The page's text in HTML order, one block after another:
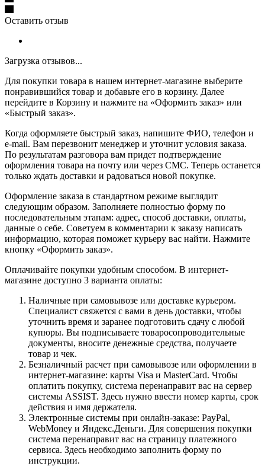
Оставить отзыв
Загрузка отзывов...
Для покупки товара в нашем интернет-магазине выберите
понравившийся товар и добавьте его в корзину. Далее
перейдите в Корзину и нажмите на «Оформить заказ» или
«Быстрый заказ».
Когда оформляете быстрый заказ, напишите ФИО, телефон и
e-mail. Вам перезвонит менеджер и уточнит условия заказа.
По результатам разговора вам придет подтверждение
оформления товара на почту или через СМС. Теперь останется
только ждать доставки и радоваться новой покупке.
Оформление заказа в стандартном режиме выглядит
следующим образом. Заполняете полностью форму по
последовательным этапам: адрес, способ доставки, оплаты,
данные о себе. Советуем в комментарии к заказу написать
информацию, которая поможет курьеру вас найти. Нажмите
кнопку «Оформить заказ».
Оплачивайте покупки удобным способом. В интернет-
магазине доступно 3 варианта оплаты:
Наличные при самовывозе или доставке курьером.
Специалист свяжется с вами в день доставки, чтобы
уточнить время и заранее подготовить сдачу с любой
купюры. Вы подписываете товаросопроводительные
документы, вносите денежные средства, получаете
товар и чек.
Безналичный расчет при самовывозе или оформлении в
интернет-магазине: карты Visa и MasterCard. Чтобы
оплатить покупку, система перенаправит вас на сервер
системы ASSIST. Здесь нужно ввести номер карты, срок
действия и имя держателя.
Электронные системы при онлайн-заказе: PayPal,
WebMoney и Яндекс.Деньги. Для совершения покупки
система перенаправит вас на страницу платежного
сервиса. Здесь необходимо заполнить форму по
инструкции.